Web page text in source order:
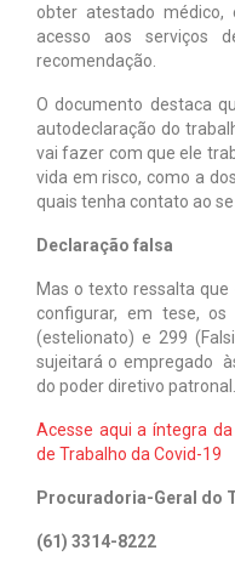
obter atestado médico,
acesso aos serviços
recomendação.
O documento destaca
autodeclaração do
vai fazer com que ele
vida em risco, como a
quais tenha contato ao
Declaração falsa
Mas o texto ressalta
configurar, em tese,
(estelionato) e 299
sujeitará o empregado
do poder diretivo patronal.
Acesse aqui a íntegra
de Trabalho da Covid-19
Procuradoria-Geral do
(61) 3314-8222